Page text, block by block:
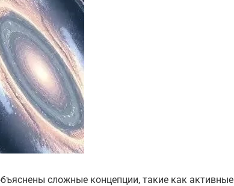
сложные концепции, такие как активные